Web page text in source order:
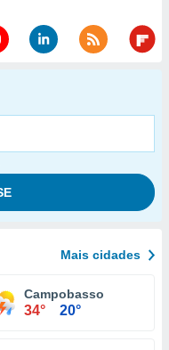
Mais cidades
Campobasso
34° 20°